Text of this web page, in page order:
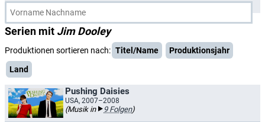
Serien mit Jim Dooley
Produktionen sortieren nach: Titel/Name
Produktionsjahr
Land
Pushing Daisies
USA, 2007–2008
(Musik in 9 Folgen)